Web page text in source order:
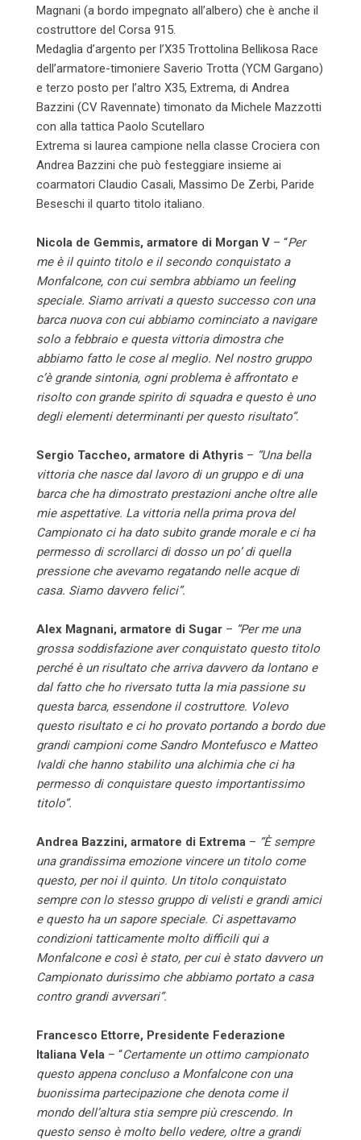
Magnani (a bordo impegnato all’albero) che è anche il
costruttore del Corsa 915.
Medaglia d’argento per l’X35 Trottolina Bellikosa Race
dell’armatore-timoniere Saverio Trotta (YCM Gargano)
e terzo posto per l’altro X35, Extrema, di Andrea
Bazzini (CV Ravennate) timonato da Michele Mazzotti
con alla tattica Paolo Scutellaro
Extrema si laurea campione nella classe Crociera con
Andrea Bazzini che può festeggiare insieme ai
coarmatori Claudio Casali, Massimo De Zerbi, Paride
Beseschi il quarto titolo italiano.
Nicola de Gemmis, armatore di Morgan V – “Per
me è il quinto titolo e il secondo conquistato a
Monfalcone, con cui sembra abbiamo un feeling
speciale. Siamo arrivati a questo successo con una
barca nuova con cui abbiamo cominciato a navigare
solo a febbraio e questa vittoria dimostra che
abbiamo fatto le cose al meglio. Nel nostro gruppo
c’è grande sintonia, ogni problema è affrontato e
risolto con grande spirito di squadra e questo è uno
degli elementi determinanti per questo risultato”.
Sergio Taccheo, armatore di Athyris – “Una bella
vittoria che nasce dal lavoro di un gruppo e di una
barca che ha dimostrato prestazioni anche oltre alle
mie aspettative. La vittoria nella prima prova del
Campionato ci ha dato subito grande morale e ci ha
permesso di scrollarci di dosso un po’ di quella
pressione che avevamo regatando nelle acque di
casa. Siamo davvero felici”.
Alex Magnani, armatore di Sugar – “Per me una
grossa soddisfazione aver conquistato questo titolo
perché è un risultato che arriva davvero da lontano e
dal fatto che ho riversato tutta la mia passione su
questa barca, essendone il costruttore. Volevo
questo risultato e ci ho provato portando a bordo due
grandi campioni come Sandro Montefusco e Matteo
Ivaldi che hanno stabilito una alchimia che ci ha
permesso di conquistare questo importantissimo
titolo”.
Andrea Bazzini, armatore di Extrema – “È sempre
una grandissima emozione vincere un titolo come
questo, per noi il quinto. Un titolo conquistato
sempre con lo stesso gruppo di velisti e grandi amici
e questo ha un sapore speciale. Ci aspettavamo
condizioni tatticamente molto difficili qui a
Monfalcone e così è stato, per cui è stato davvero un
Campionato durissimo che abbiamo portato a casa
contro grandi avversari”.
Francesco Ettorre, Presidente Federazione
Italiana Vela – “Certamente un ottimo campionato
questo appena concluso a Monfalcone con una
buonissima partecipazione che denota come il
mondo dell’altura stia sempre più crescendo. In
questo senso è molto bello vedere, oltre a grandi